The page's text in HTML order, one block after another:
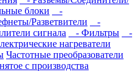
блоки
-
Разветвители
-
сигнала - Фильтры
-
нагреватели
Частотные преобразователи
с производства